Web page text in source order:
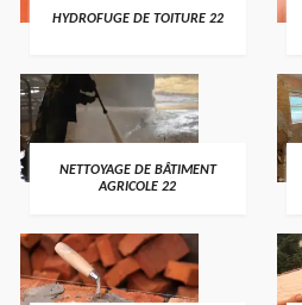
HYDROFUGE DE TOITURE 22
NETTOYAGE DE BÂTIMENT
AGRICOLE 22